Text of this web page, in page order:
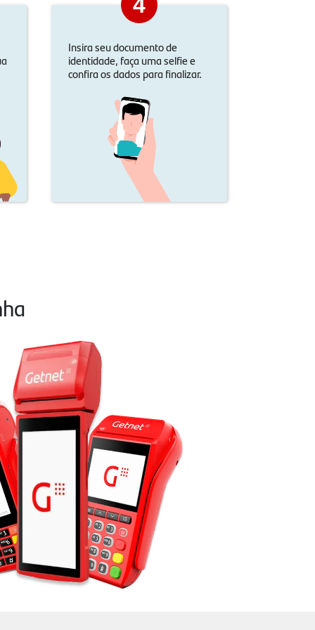
Insira seu documento de
identidade, faça uma selfie e
confira os dados para finalizar.